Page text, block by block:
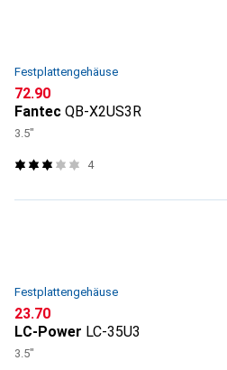
Festplattengehäuse
CHF
72.90
Fantec QB-X2US3R
3.5"
4
Festplattengehäuse
CHF
23.70
LC-Power LC-35U3
3.5"